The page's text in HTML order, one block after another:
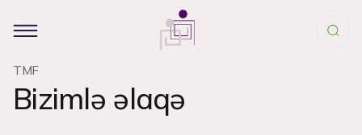
TMF
Bizimlə əlaqə